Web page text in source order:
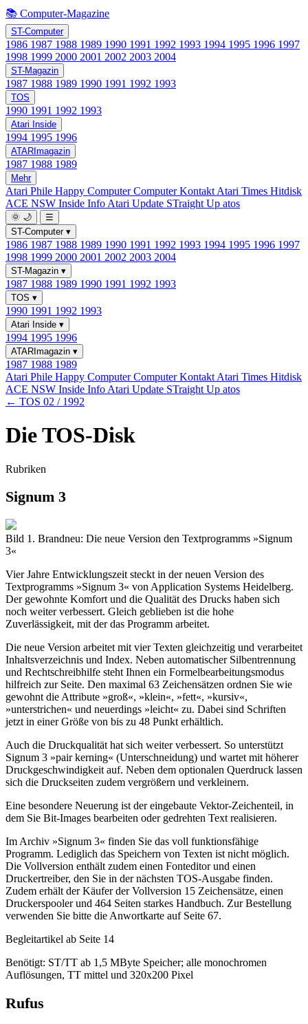
📚 Computer-Magazine
ST-Computer
1986 1987 1988 1989 1990 1991 1992 1993 1994 1995 1996 1997
1998 1999 2000 2001 2002 2003 2004
ST-Magazin
1987 1988 1989 1990 1991 1992 1993
TOS
1990 1991 1992 1993
Atari Inside
1994 1995 1996
ATARImagazin
1987 1988 1989
Mehr
Atari Phile Happy ComputerComputer Kontakt Atari Times Hitdisk
ACE NSW Inside Info Atari Update STraight Up atos
🌞 🌙
☰
ST-Computer ▾
1986 1987 1988 1989 1990 1991 1992 1993 1994 1995 1996 1997
1998 1999 2000 2001 2002 2003 2004
ST-Magazin ▾
1987 1988 1989 1990 1991 1992 1993
TOS ▾
1990 1991 1992 1993
Atari Inside ▾
1994 1995 1996
ATARImagazin ▾
1987 1988 1989
Atari Phile Happy ComputerComputer Kontakt Atari Times Hitdisk
ACE NSW Inside Info Atari Update STraight Up atos
← TOS 02 / 1992
Die TOS-Disk
Rubriken
Signum 3
Bild 1. Brandneu: Die neue Version den Textprogramms »Signum
3«
Vier Jahre Entwicklungszeit steckt in der neuen Version des
Textprogramms »Signum 3« von Application Systems Heidelberg.
Der gewohnte Komfort und die Qualität des Drucks haben sich
noch weiter verbessert. Gleich geblieben ist die hohe
Zuverlässigkeit, mit der das Programm arbeitet.
Die neue Version arbeitet mit vier Texten gleichzeitig und verarbeitet
Inhaltsverzeichnis und Index. Neben automatischer Silbentrennung
und Rechtschreibhilfe steht Ihnen ein Formelbearbeitungsmodus
hilfreich zur Seite. Den maximal 63 Zeichensätzen ordnen Sie wie
gewohnt die Attribute »groß«, »klein«, »fett«, »kursiv«,
»unterstrichen« und neuerdings »leicht« zu. Dabei sind Schriften
jetzt in einer Größe von bis zu 48 Punkt erhältlich.
Auch die Druckqualität hat sich weiter verbessert. So unterstützt
Signum 3 »pair kerning« (Unterschneidung) und wartet mit höherer
Druckgeschwindigkeit auf. Neben dem optionalen Querdruck lassen
sich die Druckseiten zudem vergrößern und verkleinern.
Eine besondere Neuerung ist der eingebaute Vektor-Zeichenteil, in
dem Sie Bit-Images bearbeiten oder gedrehten Text realisieren.
Im Archiv »Signum 3« finden Sie das voll funktionsfähige
Programm. Lediglich das Speichern von Texten ist nicht möglich.
Die Vollversion enthält zudem einen Fonteditor und einen
Druckertreiber, den Sie in der nächsten TOS-Ausgabe finden.
Zudem erhält der Käufer der Vollversion 15 Zeichensätze, einen
Druckerspooler und 464 Seiten starkes Handbuch. Zur Bestellung
verwenden Sie bitte die Anwortkarte auf Seite 67.
Begleitartikel ab Seite 14
Benötigt: ST/TT ab 1,5 MByte Speicher; alle monochromen
Auflösungen, TT mittel und 320x200 Pixel
Rufus